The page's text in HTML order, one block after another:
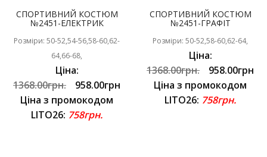
СПОРТИВНИЙ КОСТЮМ
№2451-ЕЛЕКТРИК
Розміри: 50-52,54-56,58-60,62-
64,66-68,
Ціна:
1368.00грн.
958.00грн
Ціна з промокодом
LITO26: 758грн.
СПОРТИВНИЙ КОСТЮМ
№2451-ГРАФІТ
Розміри: 50-52,58-60,62-64,
Ціна:
1368.00грн.
958.00грн
Ціна з промокодом
LITO26: 758грн.